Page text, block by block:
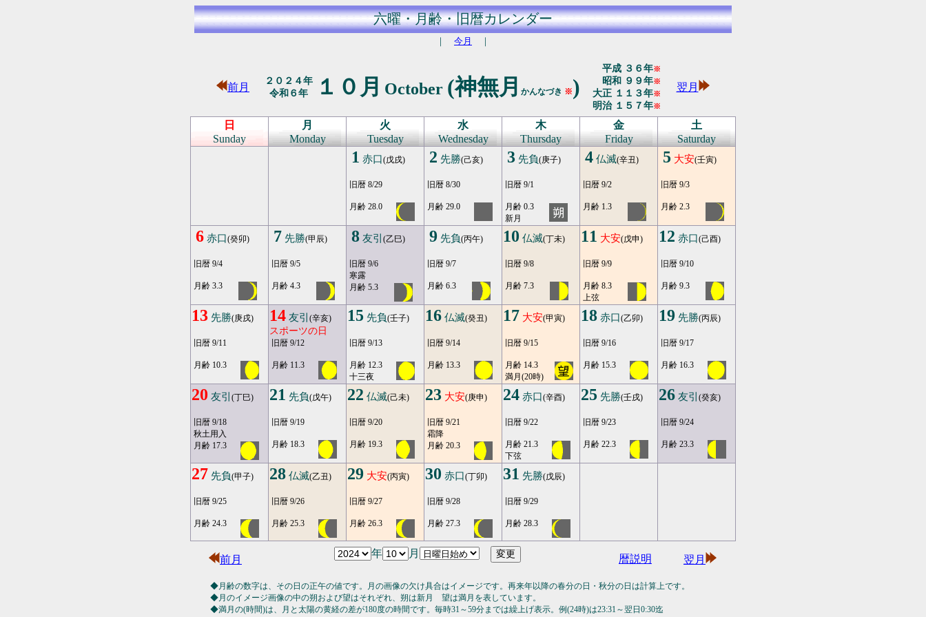
六曜・月齢・旧暦カレンダー
｜ 今月 ｜
前月
２０２４年
令和６年
１０月 October (神無月 かんなづき ※)
平成 ３６年※
昭和 ９９年※
大正 １１３年※
明治 １５７年※
翌月
日
Sunday
月
Monday
火
Tuesday
水
Wednesday
木
Thursday
金
Friday
土
Saturday
1 赤口(戊戌)
旧暦 8/29
月齢 28.0
2 先勝(己亥)
旧暦 8/30
月齢 29.0
3 先負(庚子)
旧暦 9/1
月齢 0.3
新月
4 仏滅(辛丑)
旧暦 9/2
月齢 1.3
5 大安(壬寅)
旧暦 9/3
月齢 2.3
6 赤口(癸卯)
旧暦 9/4
月齢 3.3
7 先勝(甲辰)
旧暦 9/5
月齢 4.3
8 友引 (乙巳)
旧暦 9/6
寒露
月齢 5.3
9 先負(丙午)
旧暦 9/7
月齢 6.3
10 仏滅(丁未)
旧暦 9/8
月齢 7.3
11 大安(戊申)
旧暦 9/9
月齢 8.3
上弦
12 赤口(己酉)
旧暦 9/10
月齢 9.3
13 先勝(庚戌)
旧暦 9/11
月齢 10.3
14 友引 (辛亥)
スポーツの日
旧暦 9/12
月齢 11.3
15 先負(壬子)
旧暦 9/13
月齢 12.3
十三夜
16 仏滅(癸丑)
旧暦 9/14
月齢 13.3
17 大安(甲寅)
旧暦 9/15
月齢 14.3
満月(20時)
18 赤口(乙卯)
旧暦 9/16
月齢 15.3
19 先勝(丙辰)
旧暦 9/17
月齢 16.3
20 友引 (丁巳)
旧暦 9/18
秋土用入
月齢 17.3
21 先負(戊午)
旧暦 9/19
月齢 18.3
22 仏滅(己未)
旧暦 9/20
月齢 19.3
23 大安(庚申)
旧暦 9/21
霜降
月齢 20.3
24 赤口(辛酉)
旧暦 9/22
月齢 21.3
下弦
25 先勝(壬戌)
旧暦 9/23
月齢 22.3
26 友引 (癸亥)
旧暦 9/24
月齢 23.3
27 先負(甲子)
旧暦 9/25
月齢 24.3
28 仏滅(乙丑)
旧暦 9/26
月齢 25.3
29 大安(丙寅)
旧暦 9/27
月齢 26.3
30 赤口(丁卯)
旧暦 9/28
月齢 27.3
31 先勝(戊辰)
旧暦 9/29
月齢 28.3
前月
年 月 暦説明 翌月
◆月齢の数字は、その日の正午の値です。月の画像の欠け具合はイメージです。再来年以降の春分の日・秋分の日は計算上です。
◆月のイメージ画像の中の朔および望はそれぞれ、朔は新月 望は満月を表しています。
◆満月の(時間)は、月と太陽の黄経の差が180度の時間です。毎時31～59分までは繰上げ表示。例(24時)は23:31～翌日0:30迄